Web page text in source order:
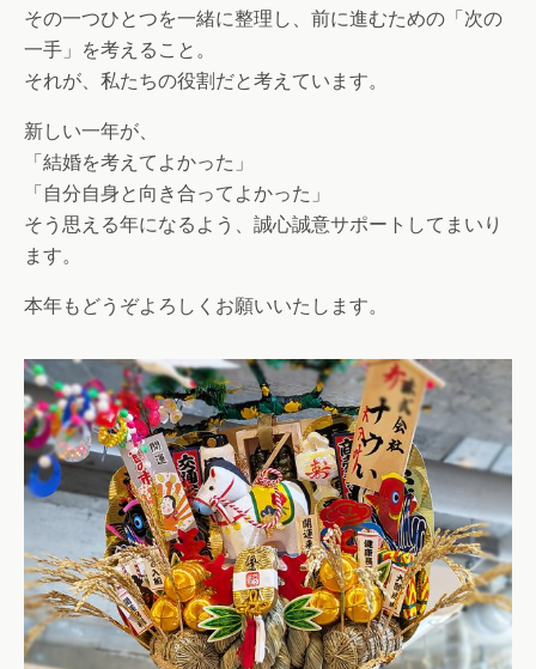
その一つひとつを一緒に整理し、前に進むための「次の
一手」を考えること。
それが、私たちの役割だと考えています。
新しい一年が、
「結婚を考えてよかった」
「自分自身と向き合ってよかった」
そう思える年になるよう、誠心誠意サポートしてまいり
ます。
本年もどうぞよろしくお願いいたします。